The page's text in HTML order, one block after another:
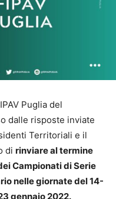
Puglia del
dalle risposte inviate
Territoriali e il
di rinviare al termine
Campionati di Serie
nelle giornate del 14-
gennaio 2022.